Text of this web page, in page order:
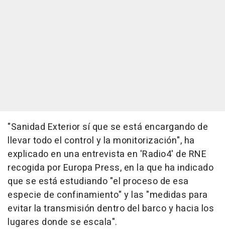
"Sanidad Exterior sí que se está encargando de
llevar todo el control y la monitorización", ha
explicado en una entrevista en 'Radio4' de RNE
recogida por Europa Press, en la que ha indicado
que se está estudiando "el proceso de esa
especie de confinamiento" y las "medidas para
evitar la transmisión dentro del barco y hacia los
lugares donde se escala".